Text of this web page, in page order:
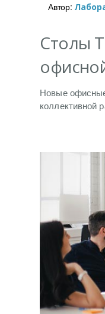
Автор:
Столы
Новые
коллективной